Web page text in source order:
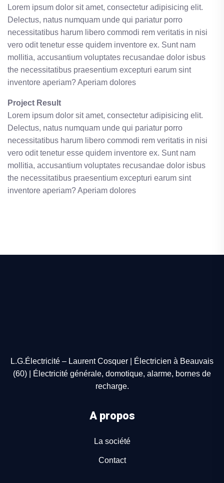
Lorem ipsum dolor sit amet, consectetur adipisicing elit.
Delectus, natus numquam unde qui pariatur porro
necessitatibus harum libero commodi rem veritatis in nisi
vero odit tenetur esse quidem inventore ex. Sunt nam
mollitia, accusantium voluptates recusandae dolor isbus
the necessitatibus praesentium excepturi earum sint
inventore aperiam? Aperiam dolores
Project Result
Lorem ipsum dolor sit amet, consectetur adipisicing elit.
Delectus, natus numquam unde qui pariatur porro
necessitatibus harum libero commodi rem veritatis in nisi
vero odit tenetur esse quidem inventore ex. Sunt nam
mollitia, accusantium voluptates recusandae dolor isbus
the necessitatibus praesentium excepturi earum sint
inventore aperiam? Aperiam dolores
L.G.Électricité – Laurent Cosquer | Électricien à Beauvais
(60) | Électricité générale, domotique, alarme, bornes de
recharge.
A propos
La société
Contact